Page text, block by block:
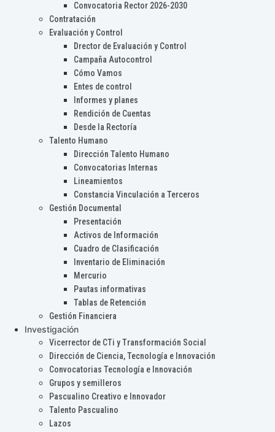
Convocatoria Rector 2026-2030
Contratación
Evaluación y Control
Drector de Evaluación y Control
Campaña Autocontrol
Cómo Vamos
Entes de control
Informes y planes
Rendición de Cuentas
Desde la Rectoría
Talento Humano
Dirección Talento Humano
Convocatorias Internas
Lineamientos
Constancia Vinculación a Terceros
Gestión Documental
Presentación
Activos de Información
Cuadro de Clasificación
Inventario de Eliminación
Mercurio
Pautas informativas
Tablas de Retención
Gestión Financiera
Investigación
Vicerrector de CTi y Transformación Social
Dirección de Ciencia, Tecnología e Innovación
Convocatorias Tecnología e Innovación
Grupos y semilleros
Pascualino Creativo e Innovador
Talento Pascualino
Lazos